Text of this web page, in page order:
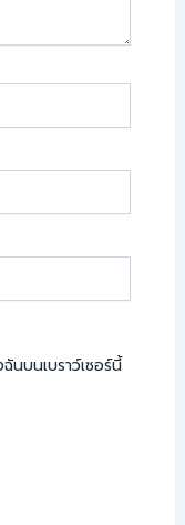
นบนเบราว์เซอร์นี้